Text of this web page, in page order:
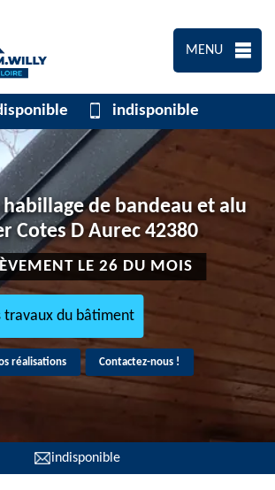
MENU
indisponible
de bandeau et alu
Cotes D Aurec 42380
LE 26 DU MOIS
travaux du bâtiment
réalisations Contactez-nous !
indisponible